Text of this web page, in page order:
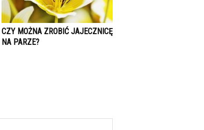
CZY MOŻNA ZROBIĆ JAJECZNICĘ
NA PARZE?